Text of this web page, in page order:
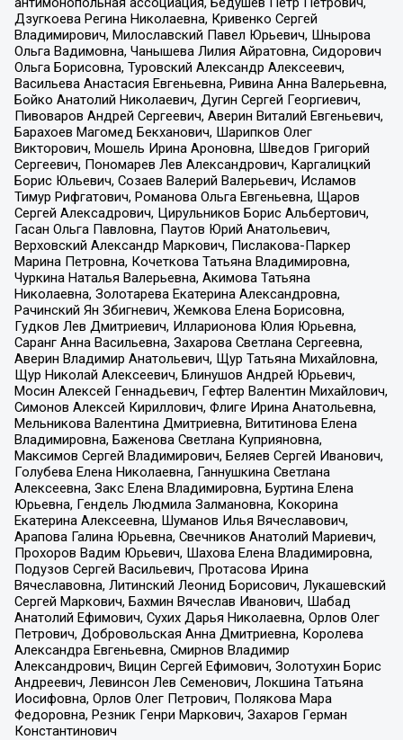
Дзугкоева Регина Николаевна, Кривенко Сергей
Владимирович, Милославский Павел Юрьевич, Шнырова
Ольга Вадимовна, Чанышева Лилия Айратовна, Сидорович
Ольга Борисовна, Туровский Александр Алексеевич,
Васильева Анастасия Евгеньевна, Ривина Анна Валерьевна,
Бойко Анатолий Николаевич, Дугин Сергей Георгиевич,
Пивоваров Андрей Сергеевич, Аверин Виталий Евгеньевич,
Барахоев Магомед Бекханович, Шарипков Олег
Викторович, Мошель Ирина Ароновна, Шведов Григорий
Сергеевич, Пономарев Лев Александрович, Каргалицкий
Борис Юльевич, Созаев Валерий Валерьевич, Исламов
Тимур Рифгатович, Романова Ольга Евгеньевна, Щаров
Сергей Алексадрович, Цирульников Борис Альбертович,
Гасан Ольга Павловна, Паутов Юрий Анатольевич,
Верховский Александр Маркович, Пислакова-Паркер
Марина Петровна, Кочеткова Татьяна Владимировна,
Чуркина Наталья Валерьевна, Акимова Татьяна
Николаевна, Золотарева Екатерина Александровна,
Рачинский Ян Збигневич, Жемкова Елена Борисовна,
Гудков Лев Дмитриевич, Илларионова Юлия Юрьевна,
Саранг Анна Васильевна, Захарова Светлана Сергеевна,
Аверин Владимир Анатольевич, Щур Татьяна Михайловна,
Щур Николай Алексеевич, Блинушов Андрей Юрьевич,
Мосин Алексей Геннадьевич, Гефтер Валентин Михайлович,
Симонов Алексей Кириллович, Флиге Ирина Анатольевна,
Мельникова Валентина Дмитриевна, Вититинова Елена
Владимировна, Баженова Светлана Куприяновна,
Максимов Сергей Владимирович, Беляев Сергей Иванович,
Голубева Елена Николаевна, Ганнушкина Светлана
Алексеевна, Закс Елена Владимировна, Буртина Елена
Юрьевна, Гендель Людмила Залмановна, Кокорина
Екатерина Алексеевна, Шуманов Илья Вячеславович,
Арапова Галина Юрьевна, Свечников Анатолий Мариевич,
Прохоров Вадим Юрьевич, Шахова Елена Владимировна,
Подузов Сергей Васильевич, Протасова Ирина
Вячеславовна, Литинский Леонид Борисович, Лукашевский
Сергей Маркович, Бахмин Вячеслав Иванович, Шабад
Анатолий Ефимович, Сухих Дарья Николаевна, Орлов Олег
Петрович, Добровольская Анна Дмитриевна, Королева
Александра Евгеньевна, Смирнов Владимир
Александрович, Вицин Сергей Ефимович, Золотухин Борис
Андреевич, Левинсон Лев Семенович, Локшина Татьяна
Иосифовна, Орлов Олег Петрович, Полякова Мара
Федоровна, Резник Генри Маркович, Захаров Герман
Константинович